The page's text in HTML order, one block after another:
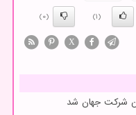
(1)
(0)
X
شرکت جهان شد